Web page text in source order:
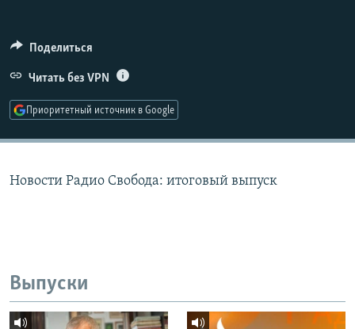
ПОДПИШИТЕСЬ НА РАССЫЛКУ
СОЦИАЛЬНЫЕ СЕТИ
Поделиться
Читать без VPN
Приоритетный источник в Google
Новости Радио Свобода: итоговый выпуск
Выпуски